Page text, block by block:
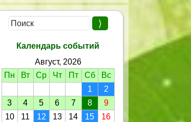
Календарь событий
Август, 2026
Пн
Вт Ср Чт Пт Сб
Вс
1
2
3
4 5 6 7 8
9
10
11 12 13 14 15
16